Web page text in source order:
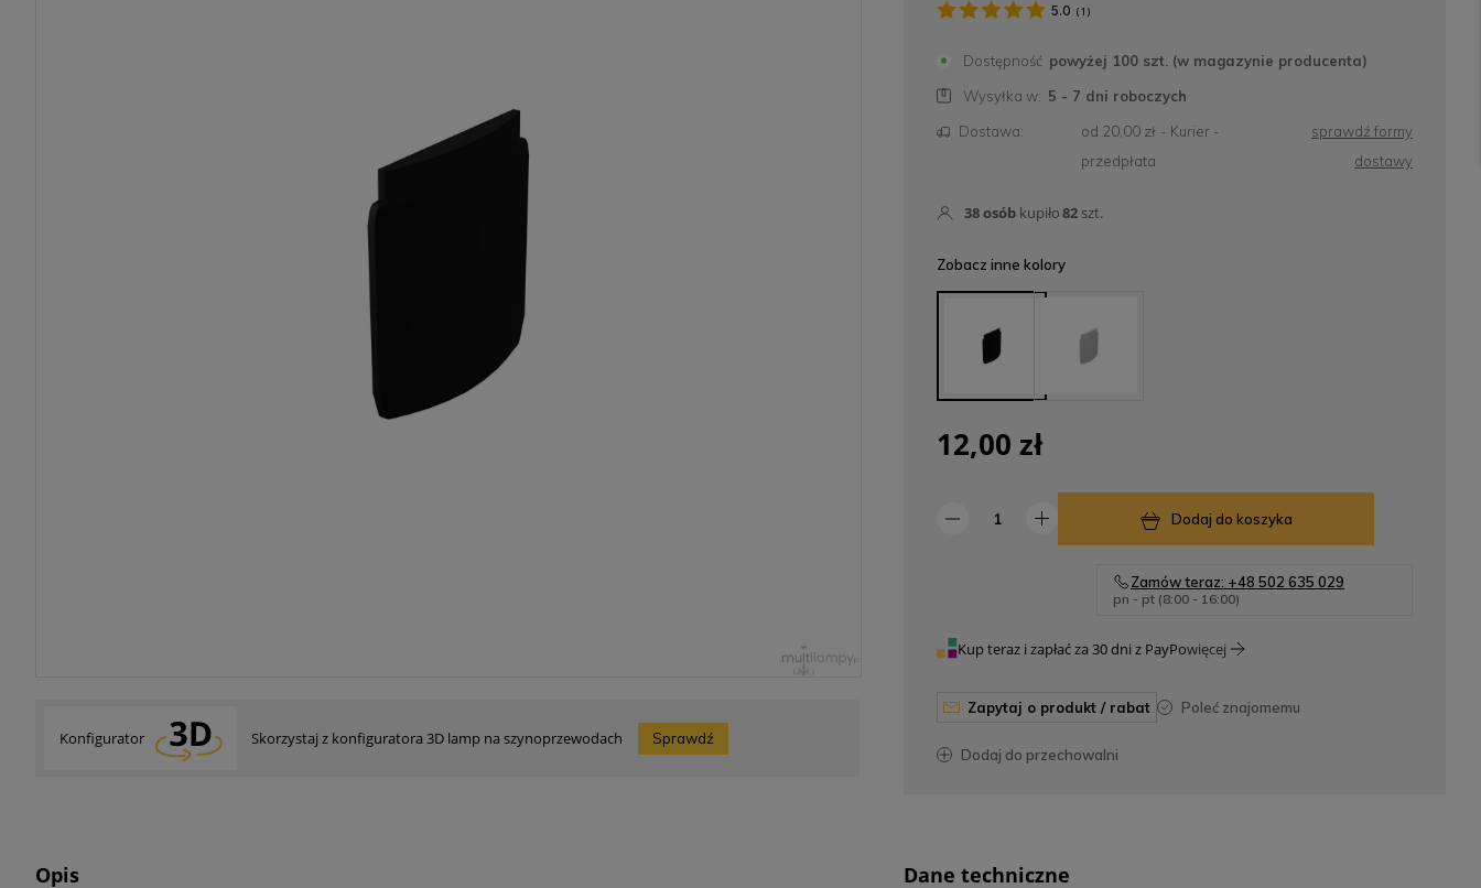
Konfigurator Skorzystaj z konfiguratora 3D lamp na szynoprzewodach Sprawdź
5.0 ( 1 )
Dostępność powyżej 100 szt. (w magazynie producenta)
Wysyłka w: 5 - 7 dni roboczych
Dostawa:
od 20,00 zł - Kurier -
przedpłata
sprawdź formy
dostawy
38osób kupiło82 szt.
Zobacz inne kolory
12,00 zł
Dodaj do koszyka
Zamów teraz: +48 502 635 029
pn - pt (8:00 - 16:00)
Kup teraz i zapłać za 30 dni z PayPowięcej
zapytaj o produkt / rabat poleć znajomemu
dodaj do przechowalni
Opis Dane techniczne